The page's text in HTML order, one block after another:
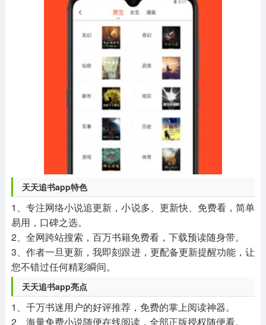
天天追书app特色
1、专注网络小说追更新，小说多、更新快、免费看，简单
易用，口碑之选。
2、全网跨站搜索，百万书籍免费看，下载预读随身带。
3、作者一旦更新，我即刻跟进，更配备更新提醒功能，让
您不错过任何精彩瞬间。
天天追书app亮点
1、千万书迷用户的好评推荐，免费的掌上阅读神器。
2、海量免费小说随便在线阅读，全部正版授权随便看。